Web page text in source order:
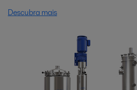
Descubra mais